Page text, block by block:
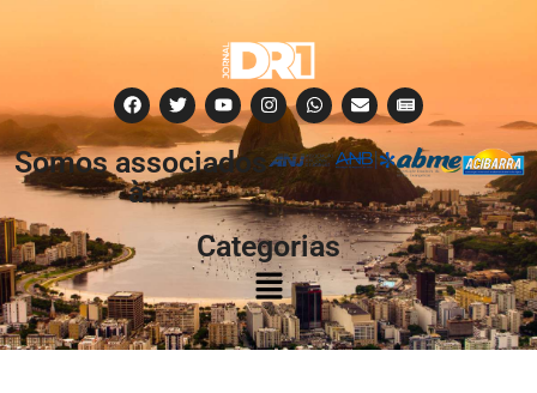
Somos associados
à:
Categorias